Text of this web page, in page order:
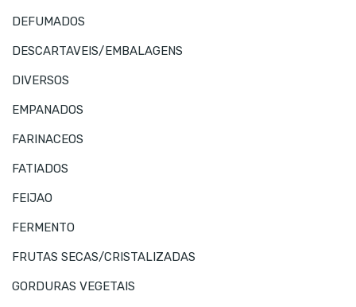
DEFUMADOS
DESCARTAVEIS/EMBALAGENS
DIVERSOS
EMPANADOS
FARINACEOS
FATIADOS
FEIJAO
FERMENTO
FRUTAS SECAS/CRISTALIZADAS
GORDURAS VEGETAIS